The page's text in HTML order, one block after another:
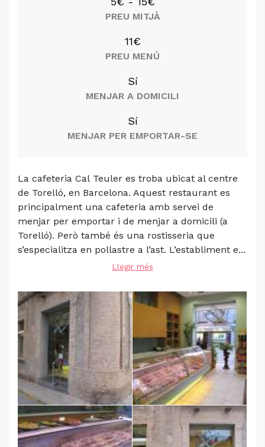
PREU MITJÀ
11€
PREU MENÚ
Sí
MENJAR A DOMICILI
Sí
MENJAR PER EMPORTAR-SE
La cafeteria Cal Teuler es troba ubicat al centre
de Torelló, en Barcelona. Aquest restaurant es
principalment una cafeteria amb servei de
menjar per emportar i de menjar a domicili (a
Torelló). Però també és una rostisseria que
s’especialitza en pollastre a l’ast. L’establiment e...
Llegir més